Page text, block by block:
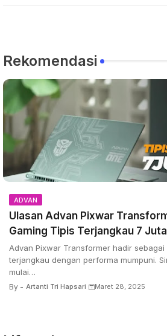
Rekomendasi
ADVAN
Ulasan Advan Pixwar
Gaming Tipis Terjangkau 7
Advan Pixwar Transformer hadir sebagai
terjangkau dengan performa mumpuni.
mulai…
By - Artanti Tri Hapsari Maret 28, 2025